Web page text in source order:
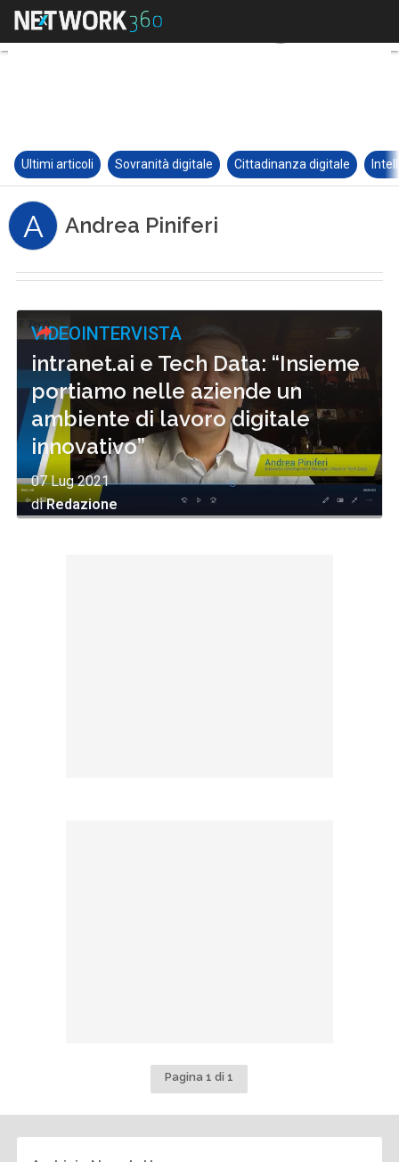
Ultimi articoli Sovranità digitale Cittadinanza digitale
A Andrea Piniferi
VIDEOINTERVISTA
intranet.ai e Tech Data: “Insieme
portiamo nelle aziende un
ambiente di lavoro digitale
innovativo”
07 Lug 2021
diRedazione
Pagina 1 di 1